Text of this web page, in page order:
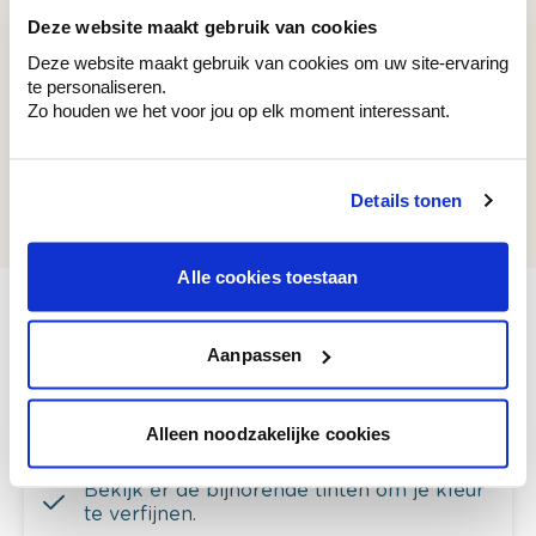
Deze website maakt gebruik van cookies
Deze website maakt gebruik van cookies om uw site-ervaring
te personaliseren.
Zo houden we het voor jou op elk moment interessant.
Details tonen
Alle cookies toestaan
Aanpassen
Alleen noodzakelijke cookies
Recent bekeken kleuren
Bekijk je kleur in de winkel
Ontdek er kleurechte stalen van je
kleurenselectie.
Bekijk er de bijhorende tinten om je kleur
te verfijnen.